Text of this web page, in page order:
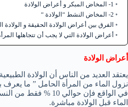
1- المخاض المبكر و أعراض الولادة
2- المخاض النشط “الولادة “
الفرق بين أعراض الولادة الحقيقة و الولادة
أعراض الولادة التي لا يجب أن تتجاهلها
أعراض الولادة
يعتقد العديد من الناس أن الولادة
نزول الماء من المرأة الحامل ” ما يعرف
في الواقع فإن حوالي 10
الماء قبل الولادة مباشرة.